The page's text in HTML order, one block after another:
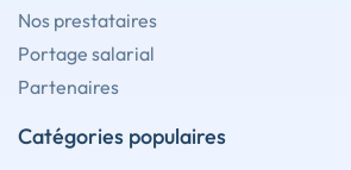
Nos prestataires
Portage salarial
Partenaires
Catégories populaires